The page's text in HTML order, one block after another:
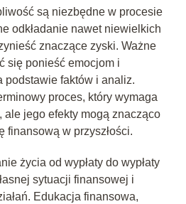
są niezbędne w procesie
odkładanie nawet niewielkich
znaczące zyski. Ważne
się ponieść emocjom i
podstawie faktów i analiz.
proces, który wymaga
jego efekty mogą znacząco
finansową w przyszłości.
życia od wypłaty do wypłaty
sytuacji finansowej i
Edukacja finansowa,